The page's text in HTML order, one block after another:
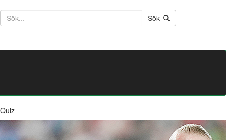
Söktext
Sök
Quiz